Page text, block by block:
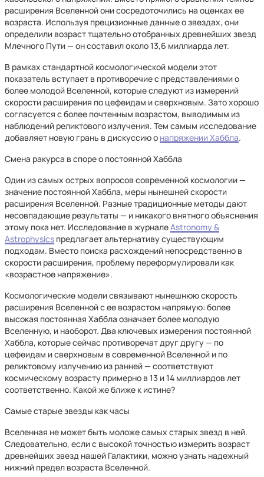
расширения Вселенной они сосредоточились на оценках ее
возраста. Используя прецизионные данные о звездах, они
определили возраст тщательно отобранных древнейших звезд
Млечного Пути — он составил около 13,6 миллиарда лет.
В рамках стандартной космологической модели этот
показатель вступает в противоречие с представлениями о
более молодой Вселенной, которые следуют из измерений
скорости расширения по цефеидам и сверхновым. Зато хорошо
согласуется с более почтенным возрастом, выводимым из
наблюдений реликтового излучения. Тем самым исследование
добавляет новую грань в дискуссию о напряжении Хаббла.
Смена ракурса в споре о постоянной Хаббла
Один из самых острых вопросов современной космологии —
значение постоянной Хаббла, меры нынешней скорости
расширения Вселенной. Разные традиционные методы дают
несовпадающие результаты — и никакого внятного объяснения
этому пока нет. Исследование в журналеAstronomy &
Astrophysics предлагает альтернативу существующим
подходам. Вместо поиска расхождений непосредственно в
скорости расширения, проблему переформулировали как
«возрастное напряжение».
Космологические модели связывают нынешнюю скорость
расширения Вселенной с ее возрастом напрямую: более
высокая постоянная Хаббла означает более молодую
Вселенную, и наоборот. Два ключевых измерения постоянной
Хаббла, которые сейчас противоречат друг другу — по
цефеидам и сверхновым в современной Вселенной и по
реликтовому излучению из ранней — соответствуют
космическому возрасту примерно в 13 и 14 миллиардов лет
соответственно. Какой же ближе к истине?
Самые старые звезды как часы
Вселенная не может быть моложе самых старых звезд в ней.
Следовательно, если с высокой точностью измерить возраст
древнейших звезд нашей Галактики, можно узнать надежный
нижний предел возраста Вселенной.